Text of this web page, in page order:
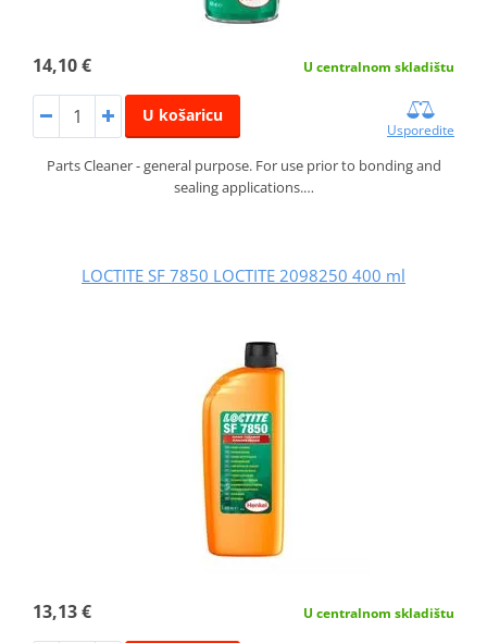
14,10 € U centralnom skladištu
U košaricu
Usporedite
Parts Cleaner - general purpose. For use prior to bonding and
sealing applications.…
LOCTITE SF 7850 LOCTITE 2098250 400 ml
13,13 € U centralnom skladištu